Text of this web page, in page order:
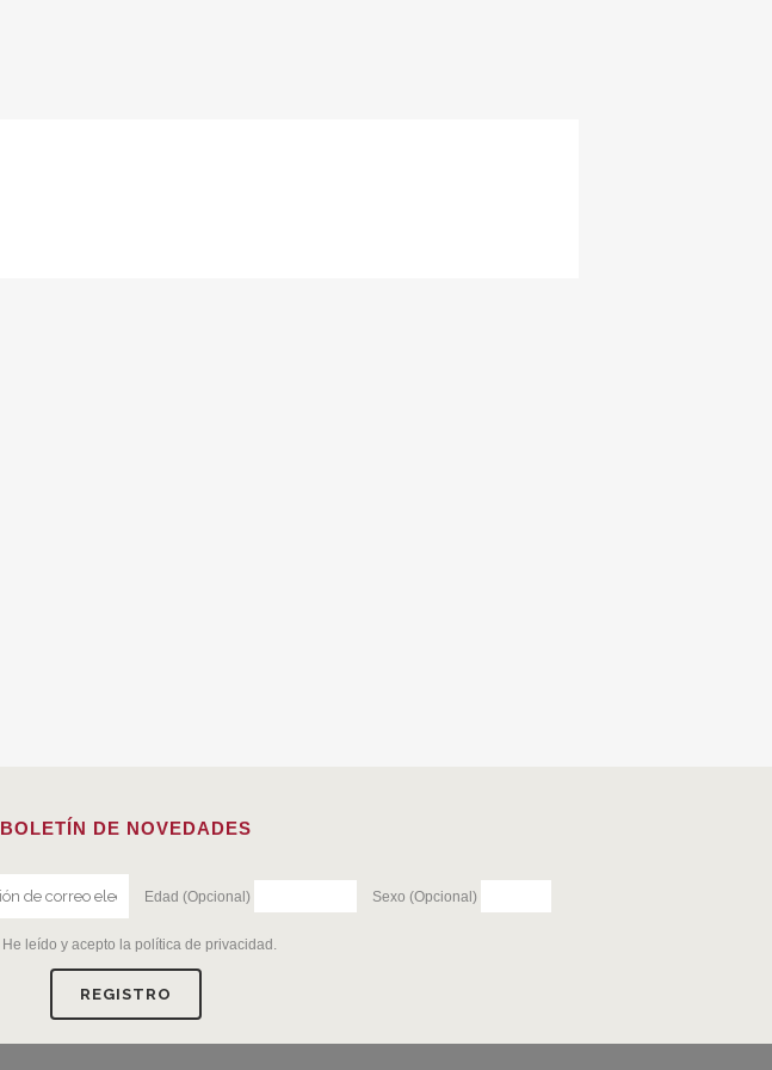
BOLETÍN DE NOVEDADES
Edad (Opcional) Sexo (Opcional)
He leído y acepto la política de privacidad .